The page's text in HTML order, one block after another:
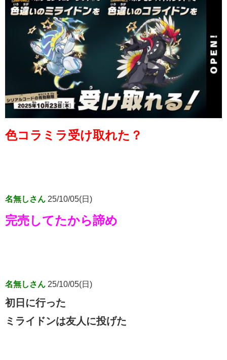
色コラミラ受け取れた？
名無しさん 25/10/05(日)
完売してたから諦め
名無しさん 25/10/05(日)
初日に行った
ミライドンは友人に投げた